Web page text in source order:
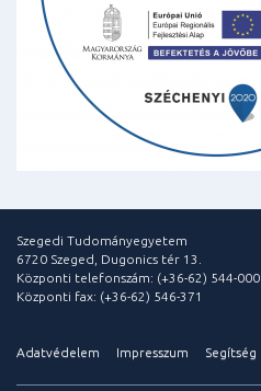
Szegedi Tudományegyetem
6720 Szeged, Dugonics tér 13.
Központi telefonszám: (+36-62) 544-000
Központi fax: (+36-62) 546-371
Adatvédelem Impresszum Segítség